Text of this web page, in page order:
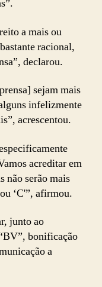
a mais ou
racional,
declarou.
sejam mais
infelizmente
acrescentou.
acreditar em
não serão mais
‘C'”, afirmou.
junto ao
bonificação
a